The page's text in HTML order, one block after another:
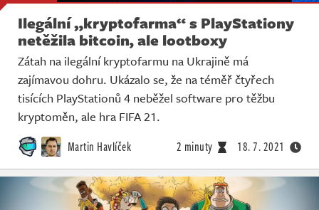
Ilegální „kryptofarma“ s PlayStationy
netěžila bitcoin, ale lootboxy
Zátah na ilegální kryptofarmu na Ukrajině má
zajímavou dohru. Ukázalo se, že na téměř čtyřech
tisících PlayStationů 4 neběžel software pro těžbu
kryptoměn, ale hra FIFA 21.
Martin Havlíček 2 minuty 18. 7. 2021